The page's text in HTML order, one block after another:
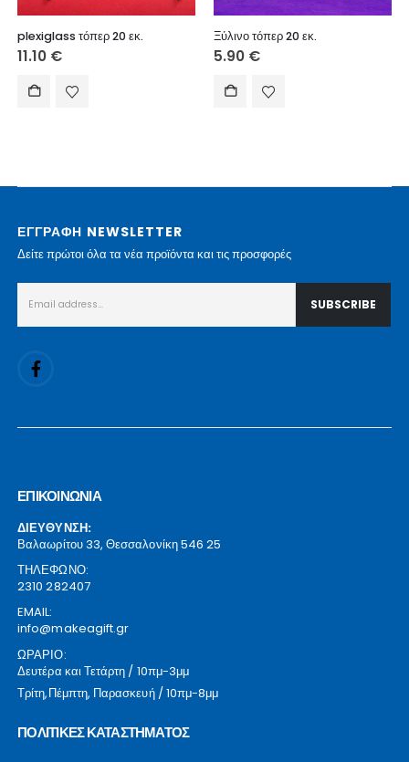
plexiglass τόπερ 20 εκ.
11.10 €
Ξύλινο τόπερ 20 εκ.
5.90 €
ΕΓΓΡΑΦΗ NEWSLETTER
Δείτε πρώτοι όλα τα νέα προϊόντα και τις προσφορές
ΕΠΙΚΟΙΝΩΝΙΑ
ΔΙΕΥΘΥΝΣΗ:
Βαλαωρίτου 33, Θεσσαλονίκη 546 25
ΤΗΛΕΦΩΝΟ:
2310 282407
EMAIL:
info@makeagift.gr
ΩΡΑΡΙΟ:
Δευτέρα και Τετάρτη / 10πμ-3μμ
Τρίτη,Πέμπτη, Παρασκευή / 10πμ-8μμ
ΠΟΛΙΤΙΚΕΣ ΚΑΤΑΣΤΗΜΑΤΟΣ